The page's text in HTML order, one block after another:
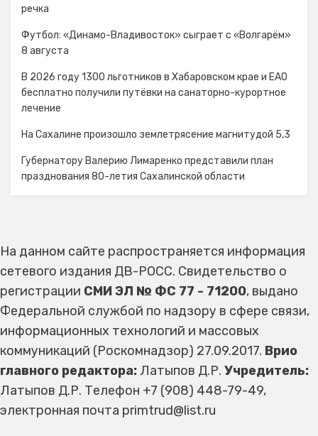
речка
Футбол: «Динамо-Владивосток» сыграет с «Волгарём»
8 августа
В 2026 году 1300 льготников в Хабаровском крае и ЕАО
бесплатно получили путёвки на санаторно-курортное
лечение
На Сахалине произошло землетрясение магнитудой 5,3
Губернатору Валерию Лимаренко представили план
празднования 80-летия Сахалинской области
На данном сайте распространяется информация
сетевого издания ДВ-РОСС. Свидетельство о
регистрации СМИ ЭЛ № ФС 77 - 71200, выдано
Федеральной службой по надзору в сфере связи,
информационных технологий и массовых
коммуникаций (Роскомнадзор) 27.09.2017. Врио
главного редактора: Латыпов Д.Р. Учредитель:
Латыпов Д.Р. Телефон +7 (908) 448-79-49,
электронная почта primtrud@list.ru